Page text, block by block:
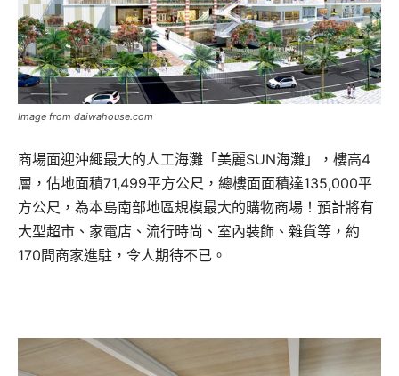
Image from daiwahouse.com
商場面迎沖繩最大的人工海灘「美麗SUN海灘」，樓高4
層，佔地面積71,499平方公尺，總樓面面積達135,000平
方公尺，為本島南部地區規模最大的購物商場！預計將有
大型超市、家電店、流行時尚、室內裝飾、雜貨等，約
170間商家進駐，令人期待不已。